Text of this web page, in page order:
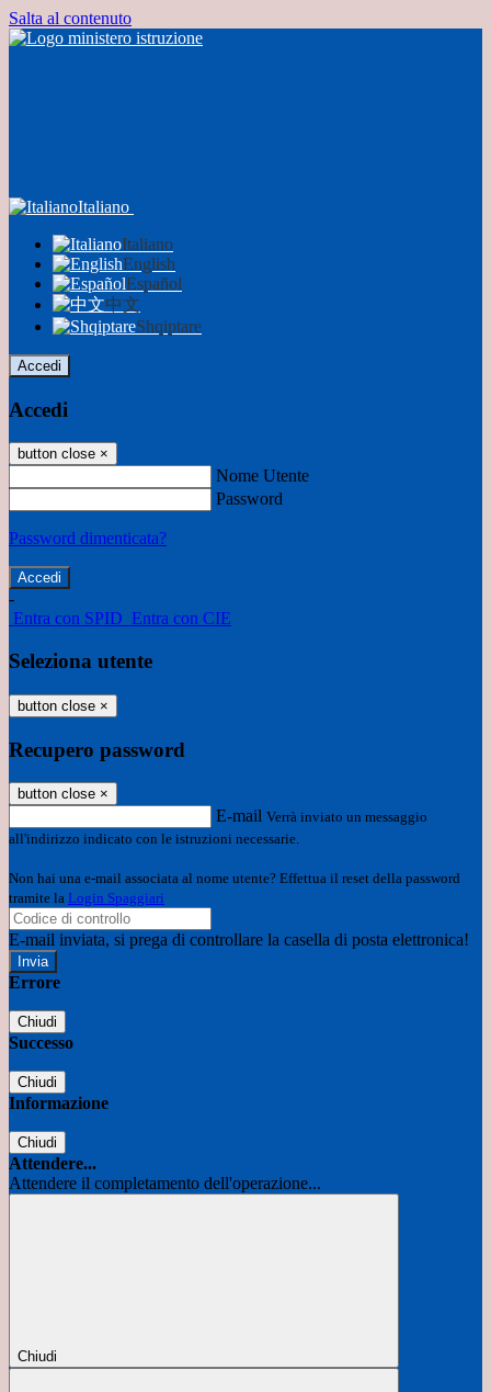
Salta al contenuto
Italiano
Italiano
English
Español
中文
Shqiptare
Accedi
Accedi
button close ×
Nome Utente
Password
Password dimenticata?
-
Entra con SPID Entra con CIE
Seleziona utente
button close ×
Recupero password
button close ×
E-mail Verrà inviato un messaggio
all'indirizzo indicato con le istruzioni necessarie.
Non hai una e-mail associata al nome utente? Effettua il reset della password
tramite la Login Spaggiari
E-mail inviata, si prega di controllare la casella di posta elettronica!
Errore
Chiudi
Successo
Chiudi
Informazione
Chiudi
Attendere...
Attendere il completamento dell'operazione...
Chiudi